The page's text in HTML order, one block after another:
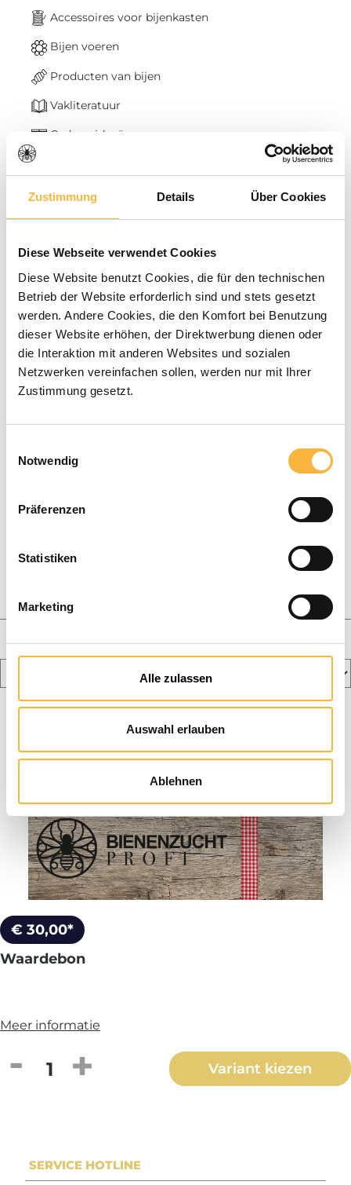
Zustimmung Details Über Cookies
Diese Webseite verwendet Cookies
Diese Website benutzt Cookies, die für den technischen
Betrieb der Website erforderlich sind und stets gesetzt
werden. Andere Cookies, die den Komfort bei Benutzung
dieser Website erhöhen, der Direktwerbung dienen oder
die Interaktion mit anderen Websites und sozialen
Netzwerken vereinfachen sollen, werden nur mit Ihrer
Zustimmung gesetzt.
Notwendig
Präferenzen
Statistiken
Marketing
Alle zulassen
Auswahl erlauben
Ablehnen
Accessoires voor bijenkasten
Bijen voeren
Producten van bijen
Vakliteratuur
Cadeau-ideeën
Bonnen
Houten bijenkasten
Honingoogst
Honing verkoop
Insectenhotels & zaden
Rookoven & Rook
Bijenkasten van piepschuim
Varroa & reiniging
Was & extractie
Gereedschap
Koninginnenteelt
Honing en geschenkdozen
€ 30,00*
Waardebon
Meer informatie
Producthoeveelheid: Voer deVariant kiezen
SERVICE HOTLINE